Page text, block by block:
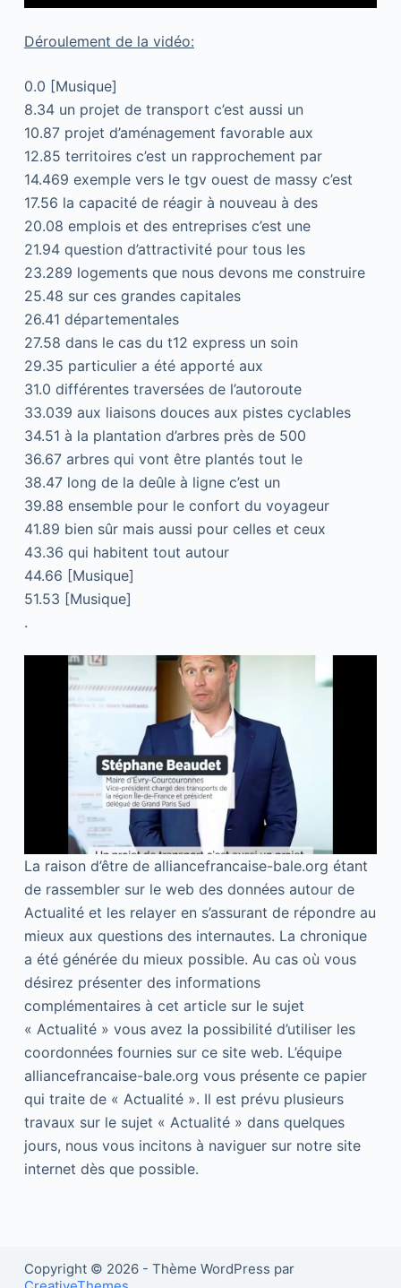
Déroulement de la vidéo:
0.0 [Musique]
8.34 un projet de transport c’est aussi un
10.87 projet d’aménagement favorable aux
12.85 territoires c’est un rapprochement par
14.469 exemple vers le tgv ouest de massy c’est
17.56 la capacité de réagir à nouveau à des
20.08 emplois et des entreprises c’est une
21.94 question d’attractivité pour tous les
23.289 logements que nous devons me construire
25.48 sur ces grandes capitales
26.41 départementales
27.58 dans le cas du t12 express un soin
29.35 particulier a été apporté aux
31.0 différentes traversées de l’autoroute
33.039 aux liaisons douces aux pistes cyclables
34.51 à la plantation d’arbres près de 500
36.67 arbres qui vont être plantés tout le
38.47 long de la deûle à ligne c’est un
39.88 ensemble pour le confort du voyageur
41.89 bien sûr mais aussi pour celles et ceux
43.36 qui habitent tout autour
44.66 [Musique]
51.53 [Musique]
.
La raison d’être de alliancefrancaise-bale.org étant
de rassembler sur le web des données autour de
Actualité et les relayer en s’assurant de répondre au
mieux aux questions des internautes. La chronique
a été générée du mieux possible. Au cas où vous
désirez présenter des informations
complémentaires à cet article sur le sujet
« Actualité » vous avez la possibilité d’utiliser les
coordonnées fournies sur ce site web. L’équipe
alliancefrancaise-bale.org vous présente ce papier
qui traite de « Actualité ». Il est prévu plusieurs
travaux sur le sujet « Actualité » dans quelques
jours, nous vous incitons à naviguer sur notre site
internet dès que possible.
Copyright © 2026 - Thème WordPress par